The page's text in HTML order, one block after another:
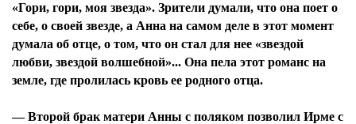
«Гори, гори, моя звезда». Зрители думали, что она поет о
себе, о своей звезде, а Анна на самом деле в этот момент
думала об отце, о том, что он стал для нее «звездой
любви, звездой волшебной»... Она пела этот романс на
земле, где пролилась кровь ее родного отца.
— Второй брак матери Анны с поляком позволил Ирме с